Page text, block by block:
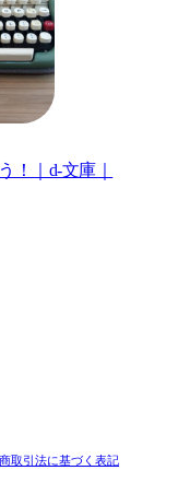
！｜d-文庫｜
取引法に基づく表記